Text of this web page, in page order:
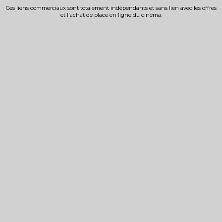
Ces liens commerciaux sont totalement indépendants et sans lien avec les offres
et l'achat de place en ligne du cinéma.